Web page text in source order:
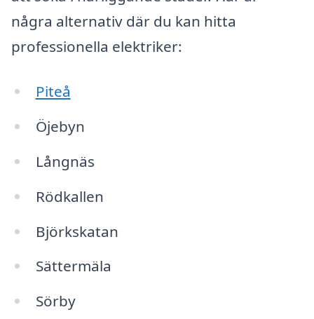
några alternativ där du kan hitta
professionella elektriker:
Piteå
Öjebyn
Långnäs
Rödkallen
Björkskatan
Sättermäla
Sörby